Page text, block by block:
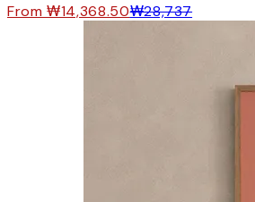
From ₩14,368.50₩28,737